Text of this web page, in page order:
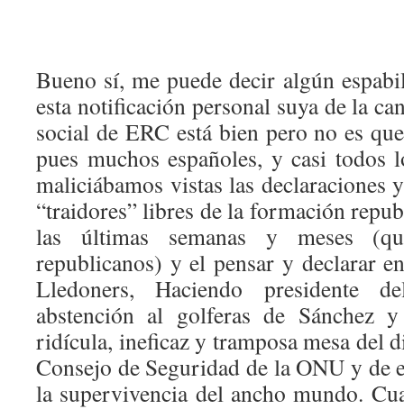
Bueno sí, me puede decir algún
esta notificación personal suya de la
social de ERC está bien pero no es
pues muchos españoles, y casi todos
maliciábamos vistas las declaraciones
“traidores” libres de la formación
las últimas semanas y meses
republicanos) y el pensar y declarar
Lledoners, Haciendo presidente
abstención al golferas de Sánchez
ridícula, ineficaz y tramposa mesa del
Consejo de Seguridad de la ONU y de
la supervivencia del ancho mundo.